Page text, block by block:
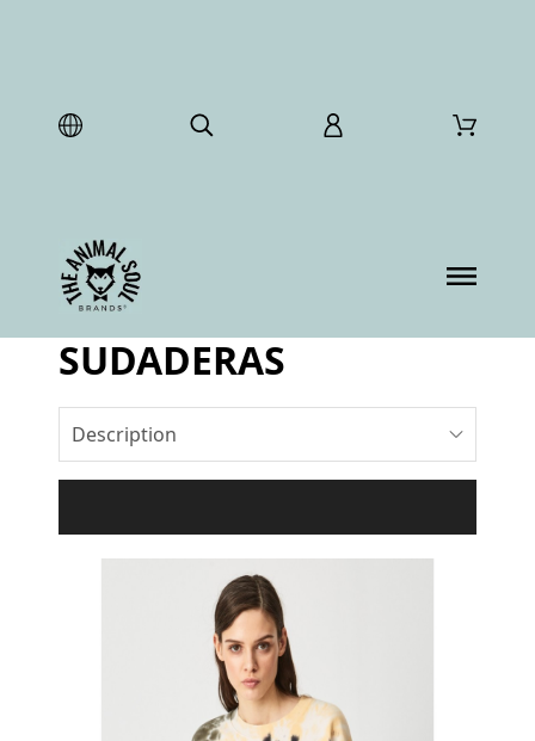
SUDADERAS
Description
Filtro de producto